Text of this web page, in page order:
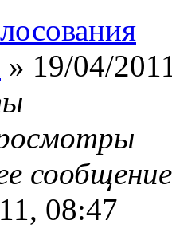
» 19/04/
08:47